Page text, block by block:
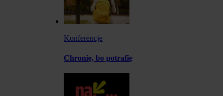
Konferencje
Chronię, bo potrafię